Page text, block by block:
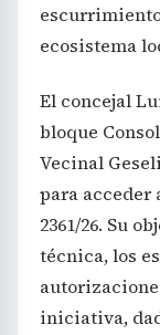
ecosistema
El concejal
bloque
Vecinal
para acceder
2361/26. Su
técnica, los
iniciativa,